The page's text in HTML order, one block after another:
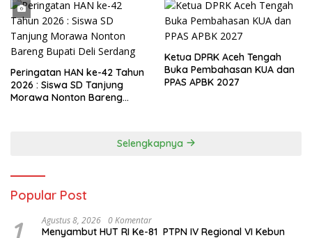
Peringatan HAN ke-42 Tahun
2026 : Siswa SD Tanjung
Morawa Nonton Bareng
Ketua DPRK Aceh Tengah
Buka Pembahasan KUA dan
PPAS APBK 2027
Selengkapnya
Popular Post
Agustus 8, 2026 0 Komentar
Menyambut HUT RI Ke-81 PTPN IV Regional VI Kebun